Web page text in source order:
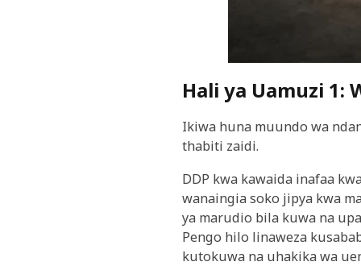
Hali ya Uamuzi 1:
Ikiwa huna muundo wa
thabiti zaidi.
DDP kwa kawaida inafaa
wanaingia soko jipya kwa
ya marudio bila kuwa na
Pengo hilo linaweza
kutokuwa na uhakika wa